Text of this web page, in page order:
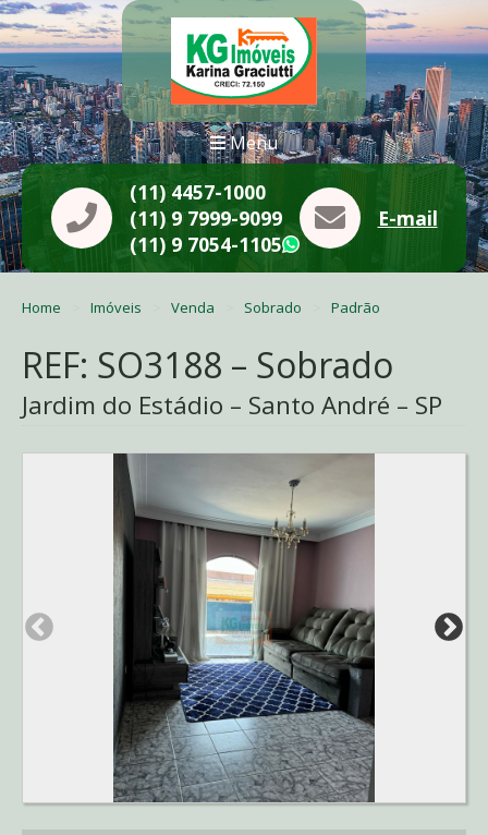
Menu
(11) 4457-1000
(11) 9 7999-9099
(11) 9 7054-1105
WhatsApp
E-mail
Home Imóveis Venda Sobrado Padrão
REF: SO3188 – Sobrado
Jardim do Estádio – Santo André – SP